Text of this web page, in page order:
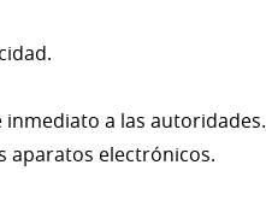
a las autoridades.
aparatos electrónicos.